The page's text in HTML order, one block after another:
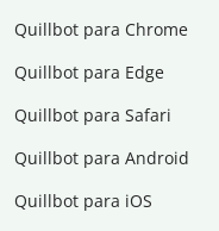
Quillbot para Chrome
Quillbot para Edge
Quillbot para Safari
Quillbot para Android
Quillbot para iOS